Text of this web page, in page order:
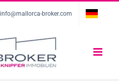
info@mallorca-broker.com